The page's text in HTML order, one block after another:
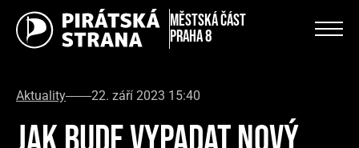
městská část
Praha 8
Aktuality 22. září 2023 15:40